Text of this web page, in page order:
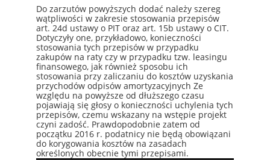
Do zarzutów powyższych dodać należy szereg
wątpliwości w zakresie stosowania przepisów
art. 24d ustawy o PIT oraz art. 15b ustawy o CIT.
Dotyczyły one, przykładowo, konieczności
stosowania tych przepisów w przypadku
zakupów na raty czy w przypadku tzw. leasingu
finansowego, jak również sposobu ich
stosowania przy zaliczaniu do kosztów uzyskania
przychodów odpisów amortyzacyjnych Ze
względu na powyższe od dłuższego czasu
pojawiają się głosy o konieczności uchylenia tych
przepisów, czemu wskazany na wstępie projekt
czyni zadość. Prawdopodobnie zatem od
początku 2016 r. podatnicy nie będą obowiązani
do korygowania kosztów na zasadach
określonych obecnie tymi przepisami.